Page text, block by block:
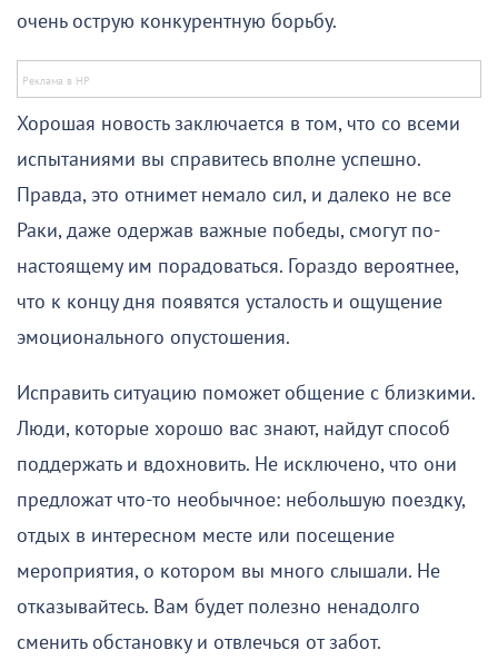
очень острую конкурентную борьбу.
Хорошая новость заключается в том, что со всеми
испытаниями вы справитесь вполне успешно.
Правда, это отнимет немало сил, и далеко не все
Раки, даже одержав важные победы, смогут по-
настоящему им порадоваться. Гораздо вероятнее,
что к концу дня появятся усталость и ощущение
эмоционального опустошения.
Исправить ситуацию поможет общение с близкими.
Люди, которые хорошо вас знают, найдут способ
поддержать и вдохновить. Не исключено, что они
предложат что-то необычное: небольшую поездку,
отдых в интересном месте или посещение
мероприятия, о котором вы много слышали. Не
отказывайтесь. Вам будет полезно ненадолго
сменить обстановку и отвлечься от забот.